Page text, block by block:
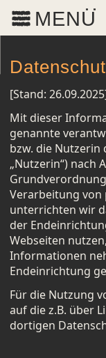
MENU
[Stand:
Mit dieser
genannte
bzw. die Nutzerin
„Nutzerin“) nach
Verarbeitung von
unterrichten wir
der
Webseiten
Informationen
Endeinrichtung
Für die Nutzung
auf die z.B. über
dortigen